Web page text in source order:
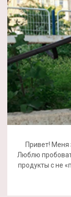
Привет! Меня
Люблю
продукты с не